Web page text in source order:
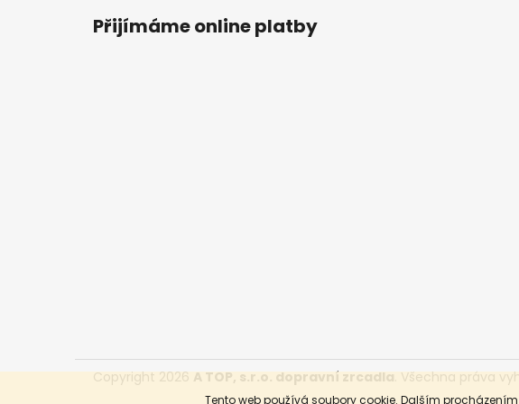
Tento web používá soubory cookie. Dalším
Přijímáme online platby
Copyright 2026A TOP, s.r.o. dopravní zrcadla. Všechna práva